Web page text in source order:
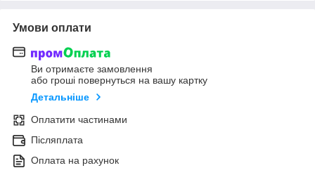
Умови оплати
Ви отримаєте замовлення
або гроші повернуться на вашу картку
Детальніше
Оплатити частинами
Післяплата
Оплата на рахунок